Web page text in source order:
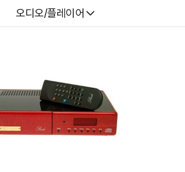
다나와
오디오/플레이어